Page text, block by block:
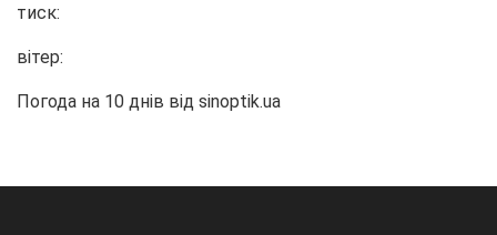
тиск:
вітер:
Погода на 10 днів від sinoptik.ua